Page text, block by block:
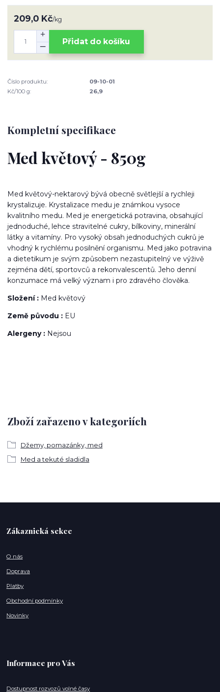
209,0 Kč/kg
Přidat do košíku
Číslo produktu:
09-10-01
Kč/100 g:
26,9
Kompletní specifikace
Med květový - 850g
Med květový-nektarový bývá obecně světlejší a rychleji
krystalizuje. Krystalizace medu je známkou vysoce
kvalitního medu. Med je energetická potravina, obsahující
jednoduché, lehce stravitelné cukry, bílkoviny, minerální
látky a vitamíny. Pro vysoký obsah jednoduchých cukrů je
vhodný k rychlému posilnění organismu. Med jako potravina
a dietetikum je svým způsobem nezastupitelný ve výživě
zejména dětí, sportovců a rekonvalescentů. Jeho denní
konzumace má velký význam i pro zdravého člověka.
Složení : Med květový
Země původu : EU
Alergeny : Nejsou
Zboží zařazeno v kategoriích
Džemy, pomazánky, med
Med a tekuté sladidla
Zákaznická sekce
O nás
Doprava
Platby
Obchodní podmínky
Novinky
Informace pro Vás
Dostupnost rozvozů volné časy